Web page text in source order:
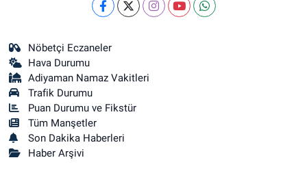
Nöbetçi Eczaneler
Hava Durumu
Adiyaman Namaz Vakitleri
Trafik Durumu
Puan Durumu ve Fikstür
Tüm Manşetler
Son Dakika Haberleri
Haber Arşivi